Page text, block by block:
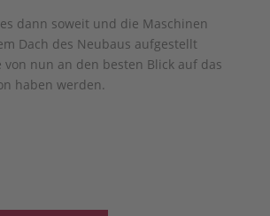
dann soweit und die Maschinen
Dach des Neubaus aufgestellt
von nun an den besten Blick auf das
haben werden.